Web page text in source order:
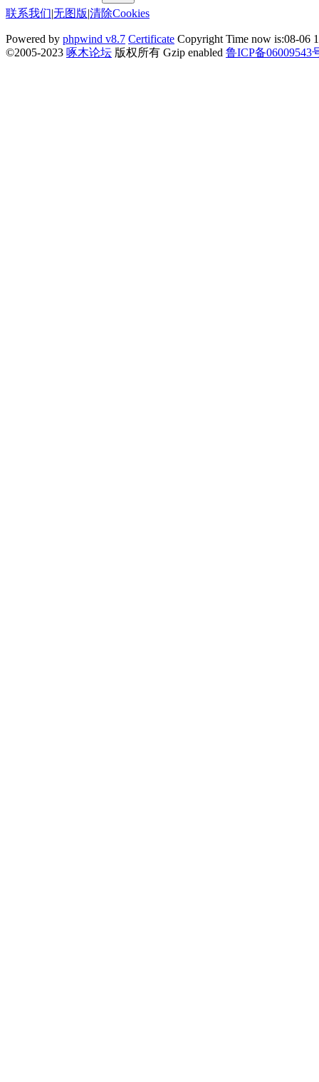
联系我们|无图版|清除Cookies
Powered by phpwind v8.7 Certificate Copyright Time now is:08-06
©2005-2023 啄木论坛 版权所有 Gzip enabled 鲁ICP备06009543